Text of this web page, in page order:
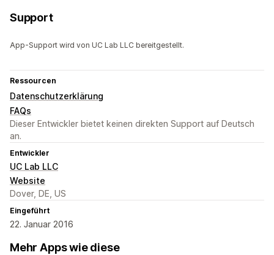
Support
App-Support wird von UC Lab LLC bereitgestellt.
Ressourcen
Datenschutzerklärung
FAQs
Dieser Entwickler bietet keinen direkten Support auf Deutsch
an.
Entwickler
UC Lab LLC
Website
Dover, DE, US
Eingeführt
22. Januar 2016
Mehr Apps wie diese